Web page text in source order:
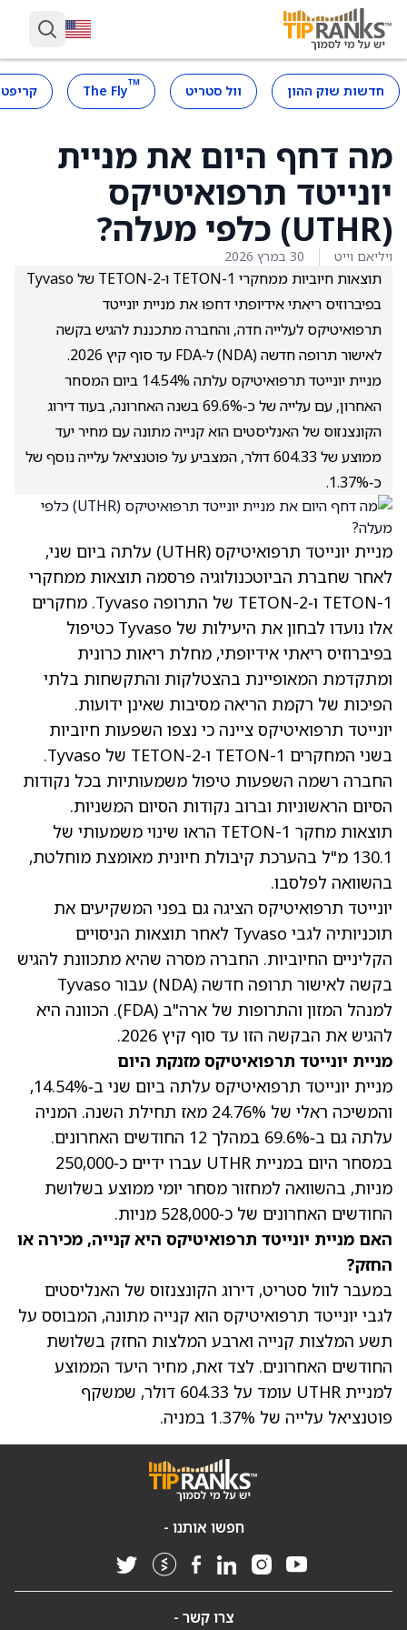
חדשות שוק ההון וול סטריט ™
The Fly
מה דחף היום את מניית
יונייטד תרפואיטיקס
(UTHR) כלפי מעלה?
ויליאם וייט 30 במרץ 2026
תוצאות חיוביות ממחקרי TETON-1 ו‑TETON-2 של Tyvaso
בפיברוזיס ריאתי אידיופתי דחפו את מניית יונייטד
תרפואיטיקס לעלייה חדה, והחברה מתכננת להגיש בקשה
לאישור תרופה חדשה (NDA) ל‑FDA עד סוף קיץ 2026.
מניית יונייטד תרפואיטיקס עלתה 14.54% ביום המסחר
האחרון, עם עלייה של כ‑69.6% בשנה האחרונה, בעוד דירוג
הקונצנזוס של האנליסטים הוא קנייה מתונה עם מחיר יעד
ממוצע של 604.33 דולר, המצביע על פוטנציאל עלייה נוסף של
כ‑1.37%.
מניית יונייטד תרפואיטיקס (UTHR)
עלתה ביום שני,
לאחר שחברת הביוטכנולוגיה פרסמה תוצאות ממחקרי
TETON-1 ו‑TETON-2 של התרופה Tyvaso. מחקרים
אלו נועדו לבחון את היעילות של Tyvaso כטיפול
בפיברוזיס ריאתי אידיופתי, מחלת ריאות כרונית
ומתקדמת המאופיינת בהצטלקות והתקשחות בלתי
הפיכות של רקמת הריאה מסיבות שאינן ידועות.
יונייטד תרפואיטיקס ציינה כי נצפו השפעות חיוביות
בשני המחקרים TETON-1 ו‑TETON-2 של Tyvaso.
החברה רשמה השפעות טיפול משמעותיות בכל נקודות
הסיום הראשוניות וברוב נקודות הסיום המשניות.
תוצאות מחקר TETON-1 הראו שינוי משמעותי של
130.1 מ"ל בהערכת קיבולת חיונית מאומצת מוחלטת,
בהשוואה לפלסבו.
יונייטד תרפואיטיקס הציגה גם בפני המשקיעים את
תוכניותיה לגבי Tyvaso לאחר תוצאות הניסויים
הקליניים החיוביות. החברה מסרה שהיא מתכוונת להגיש
בקשה לאישור תרופה חדשה (NDA) עבור Tyvaso
למנהל המזון והתרופות של ארה"ב (FDA). הכוונה היא
להגיש את הבקשה הזו עד סוף קיץ 2026.
מניית יונייטד תרפואיטיקס מזנקת היום
מניית יונייטד תרפואיטיקס עלתה ביום שני ב‑14.54%
,
והמשיכה ראלי של 24.76% מאז תחילת השנה. המניה
עלתה גם ב‑69.6% במהלך 12 החודשים האחרונים.
במסחר היום במניית UTHR עברו ידיים כ‑250,000
מניות, בהשוואה למחזור מסחר יומי ממוצע בשלושת
החודשים האחרונים של כ‑528,000 מניות.
האם מניית יונייטד תרפואיטיקס היא קנייה, מכירה או
החזק?
במעבר לוול סטריט, דירוג הקונצנזוס של האנליסטים
לגבי יונייטד תרפואיטיקס הוא קנייה מתונה, המבוסס על
תשע המלצות קנייה וארבע המלצות החזק בשלושת
החודשים האחרונים. לצד זאת, מחיר היעד הממוצע
למניית UTHR עומד על 604.33 דולר
, שמשקף
פוטנציאל עלייה של 1.37% במניה.
חפשו אותנו -
צרו קשר -